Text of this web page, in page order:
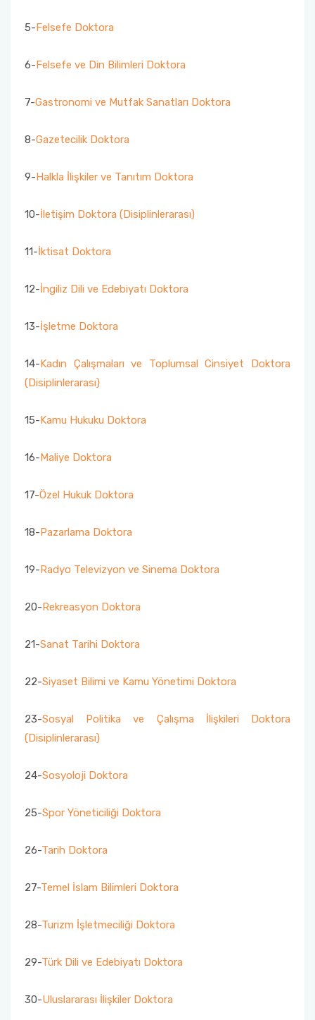
5-Felsefe Doktora
6-Felsefe ve Din Bilimleri Doktora
7-Gastronomi ve Mutfak Sanatları Doktora
8-Gazetecilik Doktora
9-Halkla İlişkiler ve Tanıtım Doktora
10-İletişim Doktora (Disiplinlerarası)
11-İktisat Doktora
12-İngiliz Dili ve Edebiyatı Doktora
13-İşletme Doktora
14-Kadın Çalışmaları ve Toplumsal Cinsiyet Doktora
(Disiplinlerarası)
15-Kamu Hukuku Doktora
16-Maliye Doktora
17-Özel Hukuk Doktora
18-Pazarlama Doktora
19-Radyo Televizyon ve Sinema Doktora
20-Rekreasyon Doktora
21-Sanat Tarihi Doktora
22-Siyaset Bilimi ve Kamu Yönetimi Doktora
23-Sosyal Politika ve Çalışma İlişkileri Doktora
(Disiplinlerarası)
24-Sosyoloji Doktora
25-Spor Yöneticiliği Doktora
26-Tarih Doktora
27-Temel İslam Bilimleri Doktora
28-Turizm İşletmeciliği Doktora
29-Türk Dili ve Edebiyatı Doktora
30-Uluslararası İlişkiler Doktora